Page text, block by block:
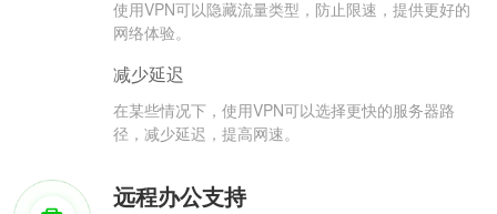
使用VPN可以隐藏流量类型，防止限速，提供更好的
网络体验。
减少延迟
在某些情况下，使用VPN可以选择更快的服务器路
径，减少延迟，提高网速。
远程办公支持